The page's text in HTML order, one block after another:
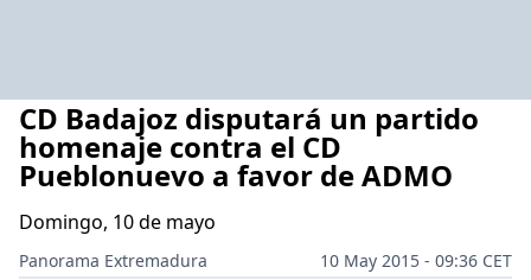
CD Badajoz disputará un partido
homenaje contra el CD
Pueblonuevo a favor de ADMO
Domingo, 10 de mayo
Panorama Extremadura
10 May 2015 - 09:36 CET